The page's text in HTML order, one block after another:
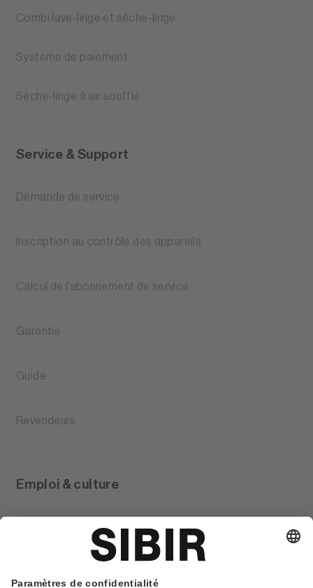
Combi lave-linge et séche-linge
Système de paiement
Sèche-linge à air soufflé
Service & Support
Demande de service
Inscription au contrôle des appareils
Calcul de l’abonnement de service
Garantie
Guide
Revendeurs
Emploi & culture